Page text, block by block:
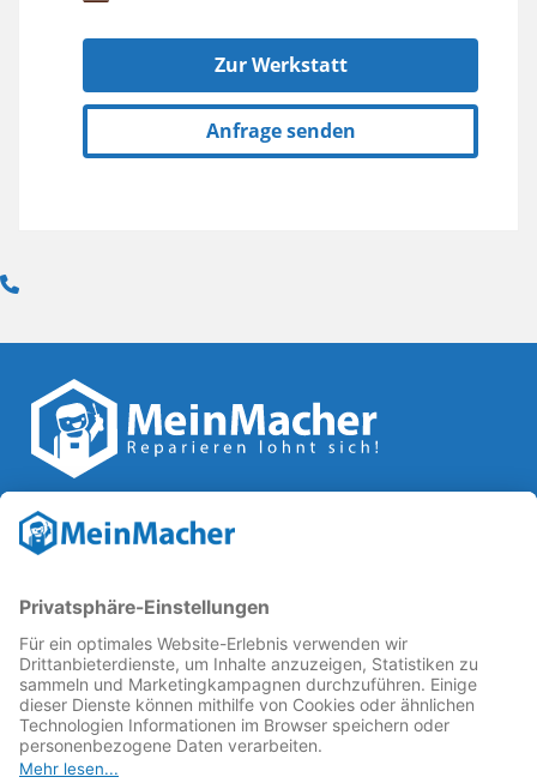
Zur Werkstatt
Anfrage senden
Reparatur Revolution
Reparatur↗ für eineReparatur Revolution
Reparaturbedingungen: Für Produkte, die sich gut
reparieren lassen, für günstigere Ersatzteile und den
Erhalt der reparierenden Betriebe und des Reparatur-
Know-hows in Deutschland.
Weitere Informationen